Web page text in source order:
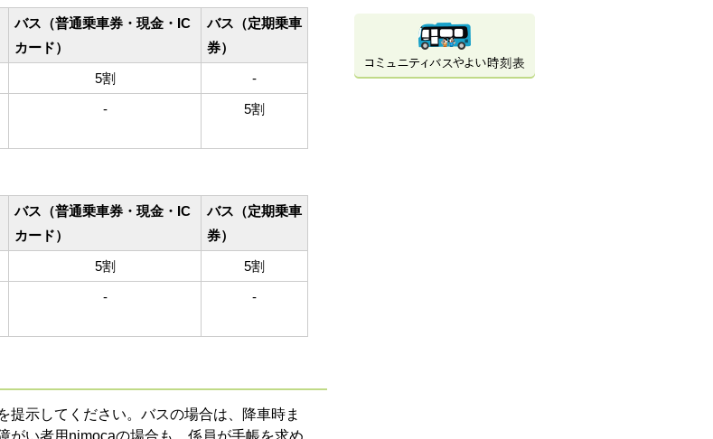
バス（普通乗車券・現金・IC
カード）
バス（定期乗車
券）
5割
-
- 5割
バス（普通乗車券・現金・IC
カード）
バス（定期乗車
券）
5割
5割
- -
提示してください。バスの場合は、降車時ま
がい者用nimocaの場合も、係員が手帳を求め